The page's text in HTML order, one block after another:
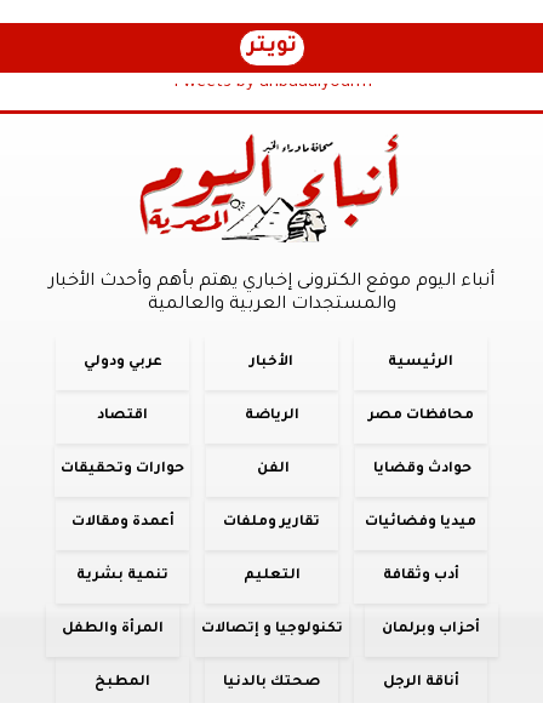
تويتر
Tweets by anbaaalyoum1
أنباء اليوم موقع الكترونى إخباري يهتم بأهم وأحدث الأخبار
والمستجدات العربية والعالمية
الرئيسية الأخبار عربي ودولي
محافظات مصر الرياضة اقتصاد
حوادث وقضايا الفن حوارات وتحقيقات
ميديا وفضائيات تقارير وملفات أعمدة ومقالات
أدب وثقافة التعليم تنمية بشرية
أحزاب وبرلمان تكنولوجيا و إتصالات المرأة والطفل
أناقة الرجل صحتك بالدنيا المطبخ